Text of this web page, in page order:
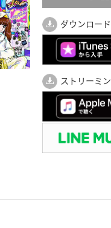
ダウンロード
ストリーミ